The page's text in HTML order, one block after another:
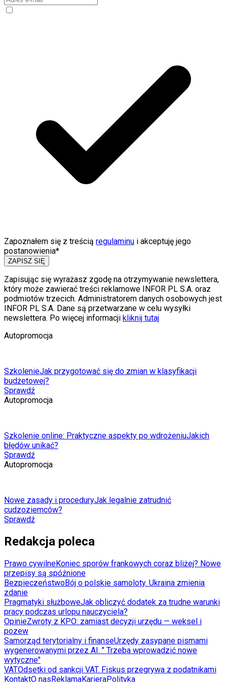
Zapoznałem się z treścią regulaminu i akceptuję jego
postanowienia*
ZAPISZ SIĘ
Zapisując się wyrażasz zgodę na otrzymywanie newslettera,
który może zawierać treści reklamowe INFOR PL S.A. oraz
podmiotów trzecich. Administratorem danych osobowych jest
INFOR PL S.A. Dane są przetwarzane w celu wysyłki
newslettera. Po więcej informacji kliknij tutaj
Autopromocja
SzkolenieJak przygotować się do zmian w klasyfikacji
budżetowej?
Sprawdź
Autopromocja
Szkolenie online: Praktyczne aspekty po wdrożeniuJakich
błędów unikać?
Sprawdź
Autopromocja
Nowe zasady i proceduryJak legalnie zatrudnić
cudzoziemców?
Sprawdź
Redakcja poleca
Prawo cywilneKoniec sporów frankowych coraz bliżej? Nowe
przepisy są spóźnione
BezpieczeństwoBój o polskie samoloty. Ukraina zmienia
zdanie
Pragmatyki służboweJak obliczyć dodatek za trudne warunki
pracy podczas urlopu nauczyciela?
OpinieZwroty z KPO: zamiast decyzji urzędu — weksel i
pozew
Samorząd terytorialny i finanseUrzędy zasypane pismami
wygenerowanymi przez AI. " Trzeba wprowadzić nowe
wytyczne"
VATOdsetki od sankcji VAT. Fiskus przegrywa z podatnikami
KontaktO nasReklamaKarieraPolityka